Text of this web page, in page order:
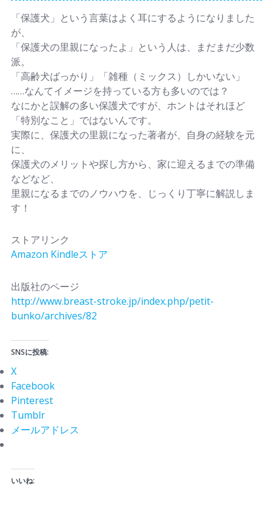
「保護犬」という言葉はよく耳にするようになりました
が、
「保護犬の里親になったよ」という人は、まだまだ少数
派。
「高齢犬ばっかり」「雑種（ミックス）しかいない」
……なんてイメージを持っている方も多いのでは？
なにかと誤解の多い保護犬ですが、ホントはそれほど
「特別なこと」ではないんです。
実際に、保護犬の里親になった著者が、自身の経験を元
に、
保護犬のメリットや探し方から、家に迎えるまでの準備
などなど、
里親になるまでのノウハウを、じっくり丁寧に解説しま
す！
ストアリンク
Amazon Kindleストア
出版社のページ
http://www.breast-stroke.jp/index.php/petit-
bunko/archives/82
SNSに投稿:
X
Facebook
Pinterest
Tumblr
メールアドレス
いいね: